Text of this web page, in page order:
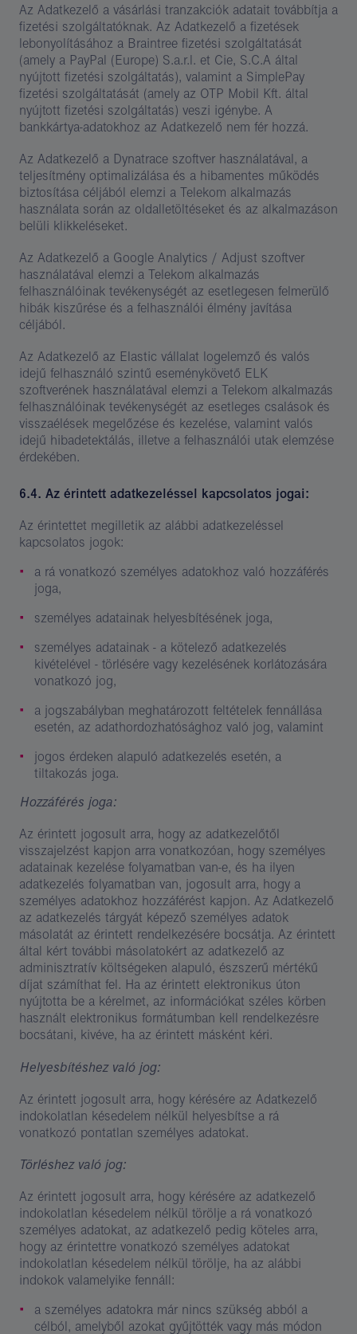
Az Adatkezelő a vásárlási tranzakciók adatait továbbítja a
fizetési szolgáltatóknak. Az Adatkezelő a fizetések
lebonyolításához a Braintree fizetési szolgáltatását
(amely a PayPal (Europe) S.a.r.l. et Cie, S.C.A által
nyújtott fizetési szolgáltatás), valamint a SimplePay
fizetési szolgáltatását (amely az OTP Mobil Kft. által
nyújtott fizetési szolgáltatás) veszi igénybe. A
bankkártya-adatokhoz az Adatkezelő nem fér hozzá.
Az Adatkezelő a Dynatrace szoftver használatával, a
teljesítmény optimalizálása és a hibamentes működés
biztosítása céljából elemzi a Telekom alkalmazás
használata során az oldalletöltéseket és az alkalmazáson
belüli klikkeléseket.
Az Adatkezelő a Google Analytics / Adjust szoftver
használatával elemzi a Telekom alkalmazás
felhasználóinak tevékenységét az esetlegesen felmerülő
hibák kiszűrése és a felhasználói élmény javítása
céljából.
Az Adatkezelő az Elastic vállalat logelemző és valós
idejű felhasználó szintű eseménykövető ELK
szoftverének használatával elemzi a Telekom alkalmazás
felhasználóinak tevékenységét az esetleges csalások és
visszaélések megelőzése és kezelése, valamint valós
idejű hibadetektálás, illetve a felhasználói utak elemzése
érdekében.
6.4. Az érintett adatkezeléssel kapcsolatos jogai:
Az érintettet megilletik az alábbi adatkezeléssel
kapcsolatos jogok:
a rá vonatkozó személyes adatokhoz való hozzáférés
joga,
személyes adatainak helyesbítésének joga,
személyes adatainak - a kötelező adatkezelés
kivételével - törlésére vagy kezelésének korlátozására
vonatkozó jog,
a jogszabályban meghatározott feltételek fennállása
esetén, az adathordozhatósághoz való jog, valamint
jogos érdeken alapuló adatkezelés esetén, a
tiltakozás joga.
Hozzáférés joga:
Az érintett jogosult arra, hogy az adatkezelőtől
visszajelzést kapjon arra vonatkozóan, hogy személyes
adatainak kezelése folyamatban van-e, és ha ilyen
adatkezelés folyamatban van, jogosult arra, hogy a
személyes adatokhoz hozzáférést kapjon. Az Adatkezelő
az adatkezelés tárgyát képező személyes adatok
másolatát az érintett rendelkezésére bocsátja. Az érintett
által kért további másolatokért az adatkezelő az
adminisztratív költségeken alapuló, észszerű mértékű
díjat számíthat fel. Ha az érintett elektronikus úton
nyújtotta be a kérelmet, az információkat széles körben
használt elektronikus formátumban kell rendelkezésre
bocsátani, kivéve, ha az érintett másként kéri.
Helyesbítéshez való jog:
Az érintett jogosult arra, hogy kérésére az Adatkezelő
indokolatlan késedelem nélkül helyesbítse a rá
vonatkozó pontatlan személyes adatokat.
Törléshez való jog:
Az érintett jogosult arra, hogy kérésére az adatkezelő
indokolatlan késedelem nélkül törölje a rá vonatkozó
személyes adatokat, az adatkezelő pedig köteles arra,
hogy az érintettre vonatkozó személyes adatokat
indokolatlan késedelem nélkül törölje, ha az alábbi
indokok valamelyike fennáll:
a személyes adatokra már nincs szükség abból a
célból, amelyből azokat gyűjtötték vagy más módon